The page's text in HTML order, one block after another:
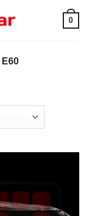
0
E60